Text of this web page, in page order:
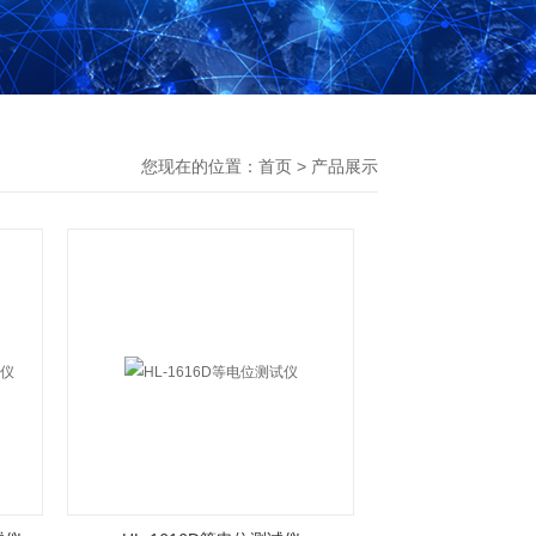
您现在的位置： 首页 > 产品展示